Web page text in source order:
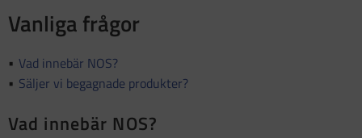
Vanliga frågor
Vad innebär NOS?
Säljer vi begagnade produkter?
Vad innebär NOS?